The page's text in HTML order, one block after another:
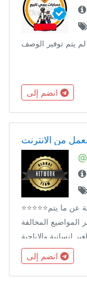
لم يتم توفير الوصف
من الانترنت
⭐️⭐️⭐️⭐️⭐️انتباه من فضلكمادارة المجموعة غير مسؤولة عن ما يتم
المواضيع المخالفة